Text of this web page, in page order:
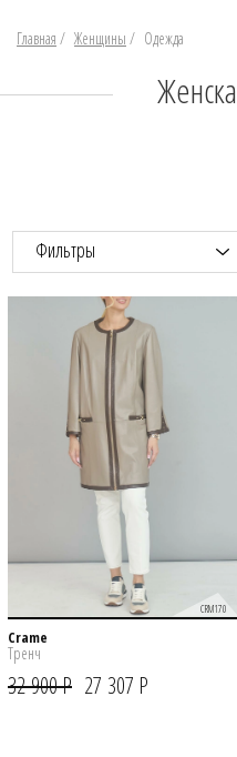
Главная / Женщины / Одежда
CRM170
Crame
Тренч
32 900 Р 27 307 Р